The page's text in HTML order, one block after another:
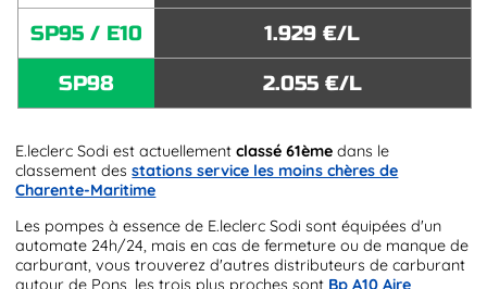
SP95 / E10
1.929 €/L
SP98
2.055 €/L
E.leclerc Sodi est actuellementclassé 61ème dans le
classement desstations service les moins chères de
Charente-Maritime
Les pompes à essence de E.leclerc Sodi sont équipées d'un
automate 24h/24, mais en cas de fermeture ou de manque de
carburant, vous trouverez d'autres distributeurs de carburant
autour de Pons, les trois plus proches sont Bp A10 Aire